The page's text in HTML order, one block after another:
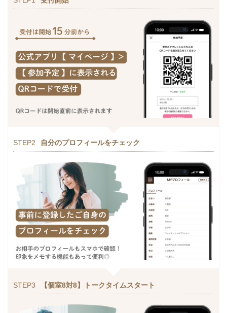
STEP2 自分のプロフィールをチェック
STEP3 【個室8対8】トークタイムスタート